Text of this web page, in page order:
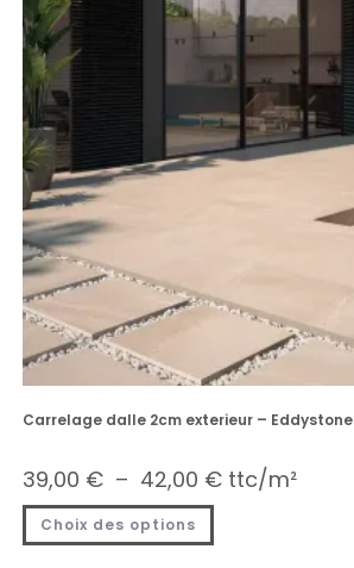
Carrelage dalle 2cm exterieur – Eddystone
39,00 € – 42,00 € ttc/m²
Choix des options